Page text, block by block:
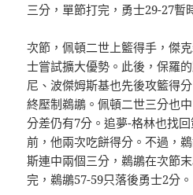
三分，單節打完，勇士29-27暫
次節，佩頓二世上籃得手，傑
士嘗試擴大優勢。此後，保羅
尼、波傑姆斯基也先後攻籃得
終壓制鵜鶘。佩頓二世三分也
分差仍有7分。追夢-格林也找
前，他兩次吃餅得分。不過，
斯連中兩個三分，鵜鶘在次節
完，鵜鶘57-59只落後勇士2分。